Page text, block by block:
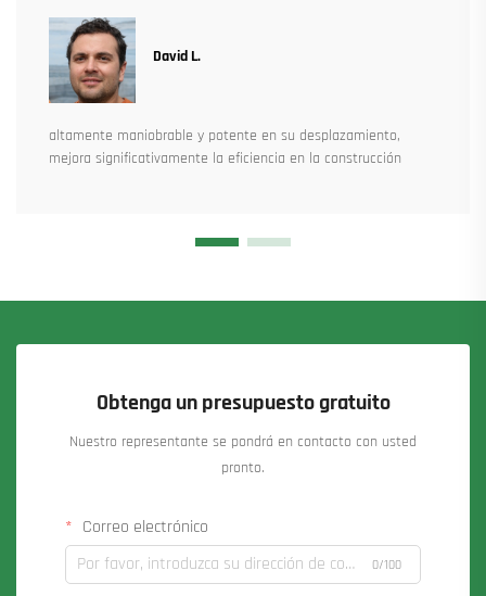
David L.
altamente maniobrable y potente en su desplazamiento,
mejora significativamente la eficiencia en la construcción
Obtenga un presupuesto gratuito
Nuestro representante se pondrá en contacto con usted
pronto.
Correo electrónico
0/100